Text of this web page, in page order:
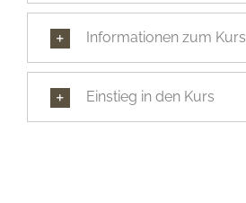
Informationen zum Kurs
Einstieg in den Kurs